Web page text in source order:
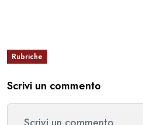
Rubriche
Scrivi un commento